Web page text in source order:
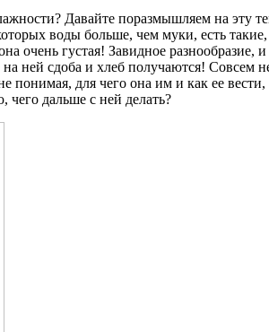
Давайте поразмышляем на
воды больше, чем муки, есть
очень густая! Завидное
ней сдоба и хлеб получаются!
понимая, для чего она им и как ее
чего дальше с ней делать?